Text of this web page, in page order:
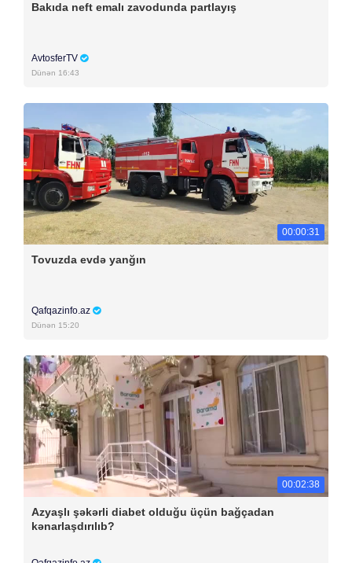
Bakıda neft emalı zavodunda partlayış
AvtosferTV
Dünən 16:43
00:00:31
Tovuzda evdə yanğın
Qafqazinfo.az
Dünən 15:20
00:02:38
Azyaşlı şəkərli diabet olduğu üçün bağçadan
kənarlaşdırılıb?